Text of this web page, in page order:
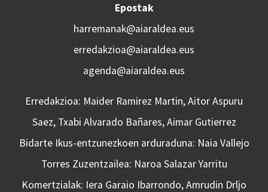
Epostak
harremanak@aiaraldea.eus
erredakzioa@aiaraldea.eus
agenda@aiaraldea.eus
Erredakzioa: Maider Ramirez Martin, Aitor Aspuru
Saez, Txabi Alvarado Bañares, Aimar Gutierrez
Bidarte Ikus-entzunezkoen arduraduna: Naia Vallejo
Torres Zuzentzailea: Naroa Salazar Yarritu
Komertzialak: Iera Garaio Ibarrondo, Amrudin Drljo